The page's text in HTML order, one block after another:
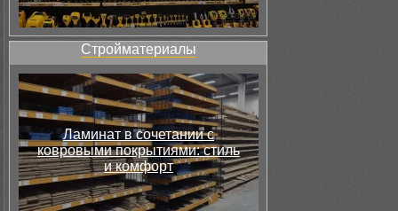
Стройматериалы
Ламинат в сочетании с
ковровыми покрытиями: стиль
и комфорт